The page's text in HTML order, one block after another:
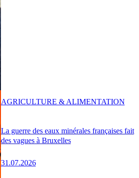
La guerre des eaux minérales françaises fait
des vagues à Bruxelles
31.07.2026
AGRICULTURE & ALIMENTATION